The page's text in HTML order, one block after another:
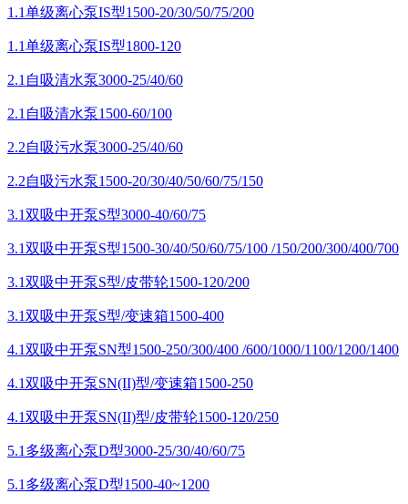
1.1单级离心泵IS型1500-20/30/50/75/200
1.1单级离心泵IS型1800-120
2.1自吸清水泵3000-25/40/60
2.1自吸清水泵1500-60/100
2.2自吸污水泵3000-25/40/60
2.2自吸污水泵1500-20/30/40/50/60/75/150
3.1双吸中开泵S型3000-40/60/75
3.1双吸中开泵S型1500-30/40/50/60/75/100 /150/200/300/400/700
3.1双吸中开泵S型/皮带轮1500-120/200
3.1双吸中开泵S型/变速箱1500-400
4.1双吸中开泵SN型1500-250/300/400 /600/1000/1100/1200/1400
4.1双吸中开泵SN(II)型/变速箱1500-250
4.1双吸中开泵SN(II)型/皮带轮1500-120/250
5.1多级离心泵D型3000-25/30/40/60/75
5.1多级离心泵D型1500-40~1200